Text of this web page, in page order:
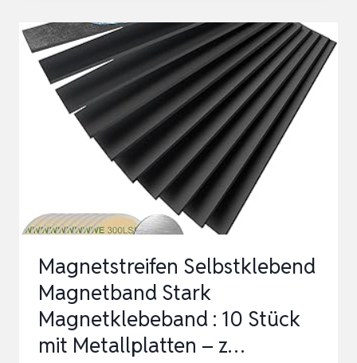
SELBSTKLEBEND
MAGNETLEISTEN
FOTOWAND
BÜRO
PINNWAND
MIT
10
STARKE
MA…
Magnetstreifen Selbstklebend
Magnetband Stark
Magnetklebeband : 10 Stück
mit Metallplatten – z…